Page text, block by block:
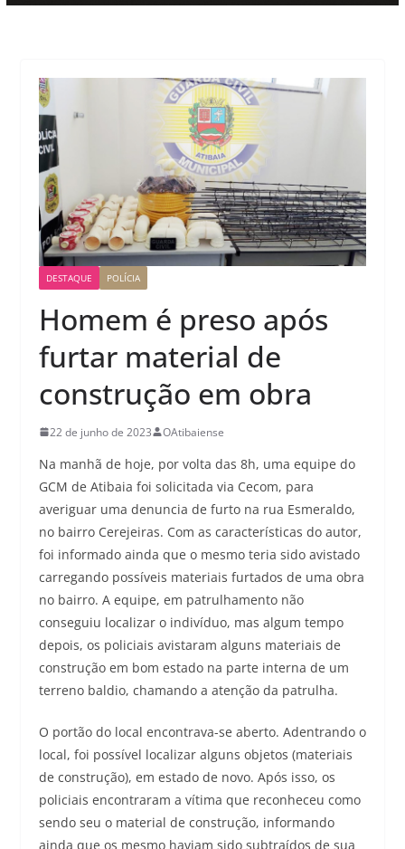
DESTAQUE POLÍCIA
Homem é preso após
furtar material de
construção em obra
22 de junho de 2023 OAtibaiense
Na manhã de hoje, por volta das 8h, uma equipe do
GCM de Atibaia foi solicitada via Cecom, para
averiguar uma denuncia de furto na rua Esmeraldo,
no bairro Cerejeiras. Com as características do autor,
foi informado ainda que o mesmo teria sido avistado
carregando possíveis materiais furtados de uma obra
no bairro. A equipe, em patrulhamento não
conseguiu localizar o indivíduo, mas algum tempo
depois, os policiais avistaram alguns materiais de
construção em bom estado na parte interna de um
terreno baldio, chamando a atenção da patrulha.
O portão do local encontrava-se aberto. Adentrando o
local, foi possível localizar alguns objetos (materiais
de construção), em estado de novo. Após isso, os
policiais encontraram a vítima que reconheceu como
sendo seu o material de construção, informando
ainda que os mesmo haviam sido subtraídos de sua